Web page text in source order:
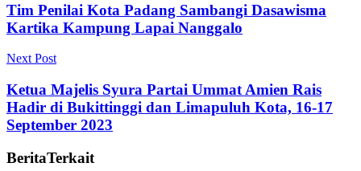
Tim Penilai Kota Padang Sambangi Dasawisma
Kartika Kampung Lapai Nanggalo
Next Post
Ketua Majelis Syura Partai Ummat Amien Rais
Hadir di Bukittinggi dan Limapuluh Kota, 16-17
September 2023
BeritaTerkait